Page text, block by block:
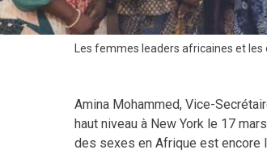
Les femmes leaders africaines et
Amina Mohammed, Vice-
haut niveau à New York le 17
des sexes en Afrique est encore